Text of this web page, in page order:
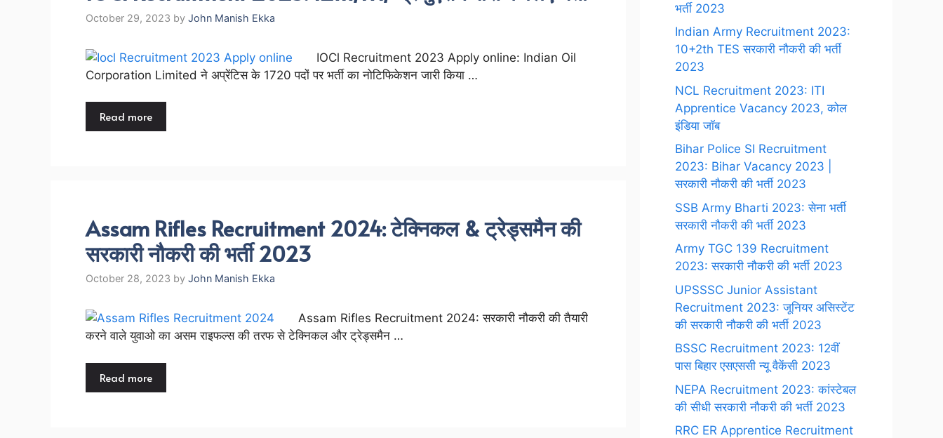
October 29, 2023 by John Manish Ekka
IOCl Recruitment 2023 Apply online: Indian Oil
Corporation Limited ने अप्रेंटिस के 1720 पदों पर भर्ती का नोटिफिकेशन जारी किया …
Read more
Assam Rifles Recruitment 2024: टेक्निकल & ट्रेड्समैन की
सरकारी नौकरी की भर्ती 2023
October 28, 2023 by John Manish Ekka
Assam Rifles Recruitment 2024: सरकारी नौकरी की तैयारी
करने वाले युवाओ का असम राइफल्स की तरफ से टेक्निकल और ट्रेड्समैन …
Read more
भर्ती 2023
Indian Army Recruitment 2023:
10+2th TES सरकारी नौकरी की भर्ती
2023
NCL Recruitment 2023: ITI
Apprentice Vacancy 2023, कोल
इंडिया जॉब
Bihar Police SI Recruitment
2023: Bihar Vacancy 2023 |
सरकारी नौकरी की भर्ती 2023
SSB Army Bharti 2023: सेना भर्ती
सरकारी नौकरी की भर्ती 2023
Army TGC 139 Recruitment
2023: सरकारी नौकरी की भर्ती 2023
UPSSSC Junior Assistant
Recruitment 2023: जूनियर असिस्टेंट
की सरकारी नौकरी की भर्ती 2023
BSSC Recruitment 2023: 12वीं
पास बिहार एसएससी न्यू वैकेंसी 2023
NEPA Recruitment 2023: कांस्टेबल
की सीधी सरकारी नौकरी की भर्ती 2023
RRC ER Apprentice Recruitment